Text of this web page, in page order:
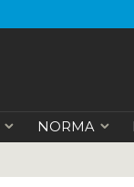
NORMA